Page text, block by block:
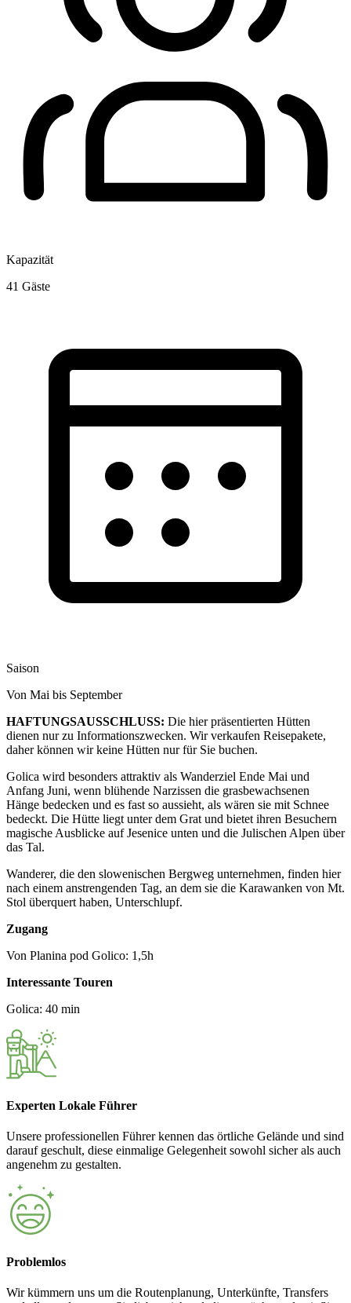
Kapazität
41 Gäste
Saison
Von Mai bis September
HAFTUNGSAUSSCHLUSS: Die hier präsentierten Hütten
dienen nur zu Informationszwecken. Wir verkaufen Reisepakete,
daher können wir keine Hütten nur für Sie buchen.
Golica wird besonders attraktiv als Wanderziel Ende Mai und
Anfang Juni, wenn blühende Narzissen die grasbewachsenen
Hänge bedecken und es fast so aussieht, als wären sie mit Schnee
bedeckt. Die Hütte liegt unter dem Grat und bietet ihren Besuchern
magische Ausblicke auf Jesenice unten und die Julischen Alpen über
das Tal.
Wanderer, die den slowenischen Bergweg unternehmen, finden hier
nach einem anstrengenden Tag, an dem sie die Karawanken von Mt.
Stol überquert haben, Unterschlupf.
Zugang
Von Planina pod Golico: 1,5h
Interessante Touren
Golica: 40 min
Experten Lokale Führer
Unsere professionellen Führer kennen das örtliche Gelände und sind
darauf geschult, diese einmalige Gelegenheit sowohl sicher als auch
angenehm zu gestalten.
Problemlos
Wir kümmern uns um die Routenplanung, Unterkünfte, Transfers